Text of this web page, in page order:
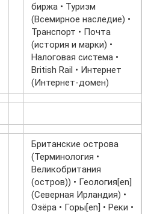
биржа • Туризм
(Всемирное наследие) •
Транспорт • Почта
(история и марки) •
Налоговая система •
British Rail • Интернет
(Интернет-домен)
Британские острова
(Терминология •
Великобритания
(остров)) • Геология[en]
(Северная Ирландия) •
Озёра • Горы[en] • Реки •